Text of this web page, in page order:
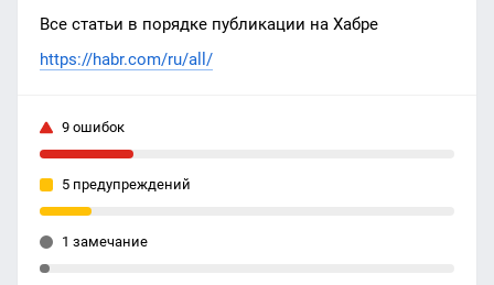
Все статьи в порядке публикации на Хабре
https://habr.com/ru/all/
9 ошибок
5 предупреждений
1 замечание